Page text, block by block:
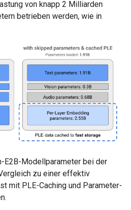
von knapp 2 Milliarden
betrieben werden, wie in
E2B-Modellparameter bei der
zu einer effektiv
mit PLE-Caching und Parameter-